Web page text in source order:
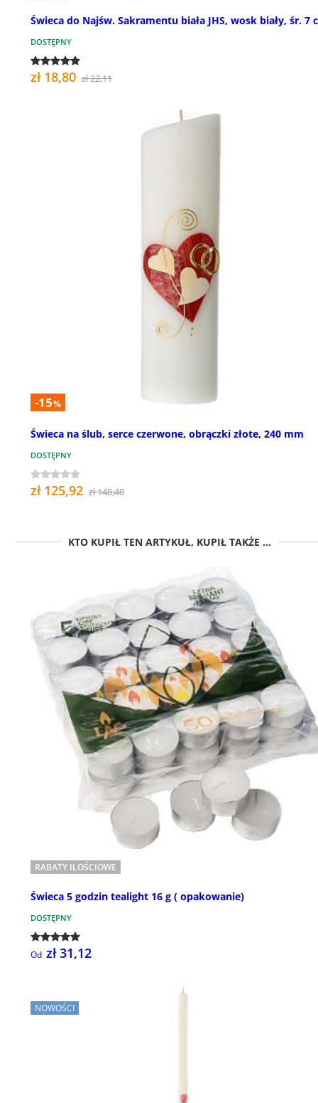
Świeca do Najśw. Sakramentu biała JHS, wosk biały, śr. 7
DOSTĘPNY
zł 18,80 zł 22,11
-15%
Świeca na ślub, serce czerwone, obrączki złote, 240 mm
DOSTĘPNY
zł 125,92 zł 148,48
KTO KUPIŁ TEN ARTYKUŁ, KUPIŁ TAKŻE ...
RABATY ILOŚCIOWE
Świeca 5 godzin tealight 16 g ( opakowanie)
DOSTĘPNY
Od zł 31,12
NOWOŚCI